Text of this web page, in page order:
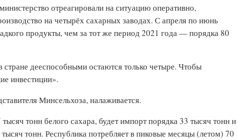
отреагировали на ситуацию оперативно,
на четырёх сахарных заводах. С апреля по июнь
продукты, чем за тот же период 2021 года — порядка 80
стране дееспособными остаются только четыре. Чтобы
инвестиции».
Минсельхоза, налаживается.
тонн белого сахара, будет импорт порядка 33 тысяч тонн и
тонн. Республика потребляет в пиковые месяцы (летом) 70